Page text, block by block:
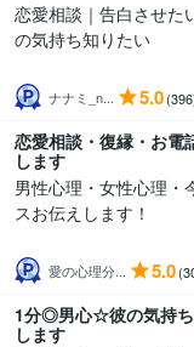
恋愛相談｜告白させた
の気持ち知りたい
ナナミ_n... 5.0
恋愛相談・復縁・お電
します
男性心理・女性心理・
スお伝えします！
愛の心理分... 5.0
1分◎男心☆彼の気持
します